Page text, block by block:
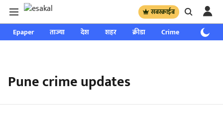
सबस्क्राईब
Epaper ताज्या देश शहर क्रीडा Crime साप्ताहिक
Pune crime updates